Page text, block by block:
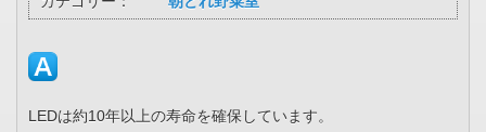
LEDは約10年以上の寿命を確保しています。